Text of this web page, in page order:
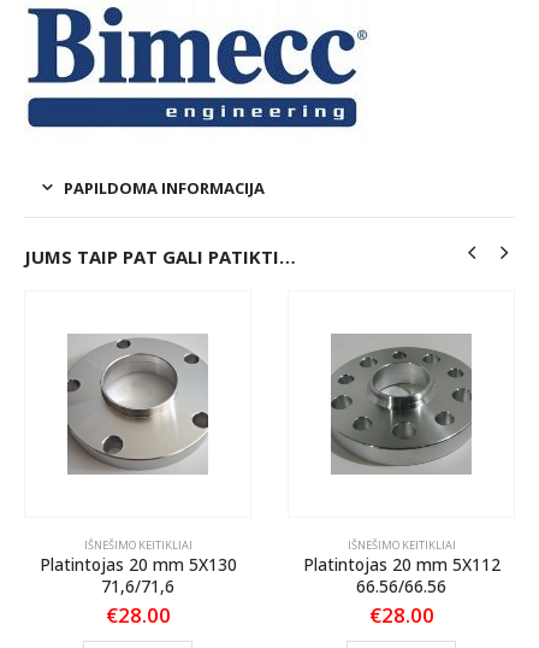
PAPILDOMA INFORMACIJA
JUMS TAIP PAT GALI PATIKTI…
IŠNEŠIMO KEITIKLIAI
Platintojas 20 mm 5X130
71,6/71,6
€28.00
IŠNEŠIMO KEITIKLIAI
Platintojas 20 mm 5X112
66.56/66.56
€28.00